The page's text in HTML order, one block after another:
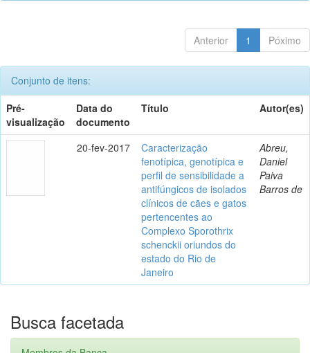
Anterior 1 Póximo
Conjunto de itens:
Pré-
visualização
Data do
documento
Título Autor(es)
20-fev-2017
Caracterização
fenotípica, genotípica e
perfil de sensibilidade a
antifúngicos de isolados
clínicos de cães e gatos
pertencentes ao
Complexo Sporothrix
schenckii oriundos do
estado do Rio de
Janeiro
Abreu,
Daniel
Paiva
Barros de
Busca facetada